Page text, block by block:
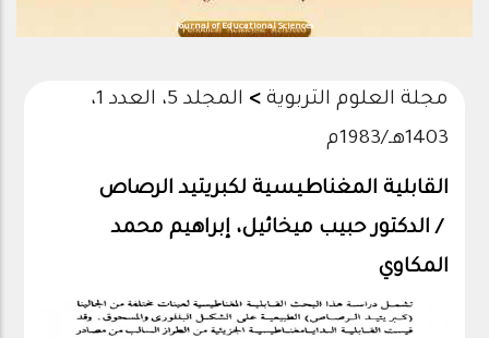
Journal of Educational Sciences
مجلة العلوم التربوية >
المجلد 5، العدد 1،
1403هـ/1983م
القابلية المغناطيسية لكبريتيد الرصاص​
/ الدكتور حبيب ميخائيل، إبراهيم محمد
المكاوي